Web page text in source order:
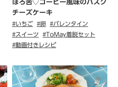
ほろ苦♡コーヒー風味のバスク
チーズケーキ
#いちご #卵
#バレンタイン
#スイーツ
#ToMay着脱セット
#動画付きレシピ